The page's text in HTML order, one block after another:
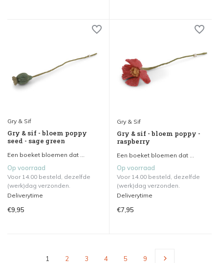
Gry & Sif
Gry & sif - bloem poppy
seed - sage green
Een boeket bloemen dat ...
Op voorraad
Voor 14.00 besteld, dezelfde
(werk)dag verzonden.
Deliverytime
€9,95
Gry & Sif
Gry & sif - bloem poppy -
raspberry
Een boeket bloemen dat ...
Op voorraad
Voor 14.00 besteld, dezelfde
(werk)dag verzonden.
Deliverytime
€7,95
1 2 3 4 5 9